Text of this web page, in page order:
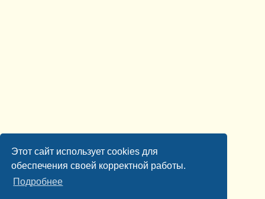
Этот сайт использует cookies для
обеспечения своей корректной работы.
Подробнее